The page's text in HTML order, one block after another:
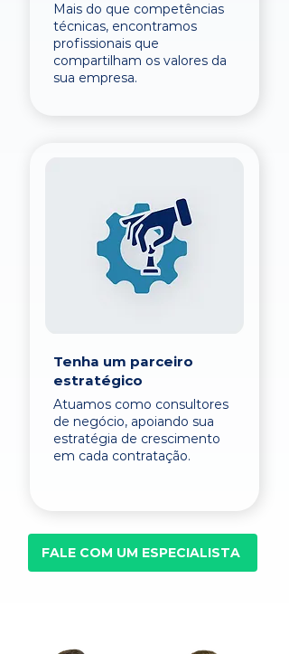
Mais do que competências
técnicas, encontramos
profissionais que
compartilham os valores da
sua empresa.
Tenha um parceiro
estratégico
Atuamos como consultores
de negócio, apoiando sua
estratégia de crescimento
em cada contratação.
FALE COM UM ESPECIALISTA